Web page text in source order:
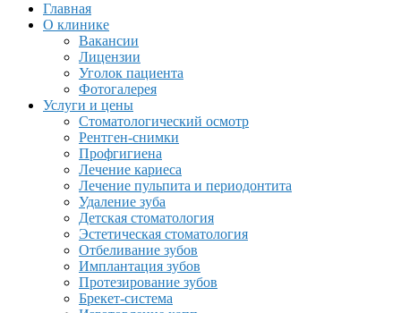
Главная
О клинике
Вакансии
Лицензии
Уголок пациента
Фотогалерея
Услуги и цены
Стоматологический осмотр
Рентген-снимки
Профгигиена
Лечение кариеса
Лечение пульпита и периодонтита
Удаление зуба
Детская стоматология
Эстетическая стоматология
Отбеливание зубов
Имплантация зубов
Протезирование зубов
Брекет-система